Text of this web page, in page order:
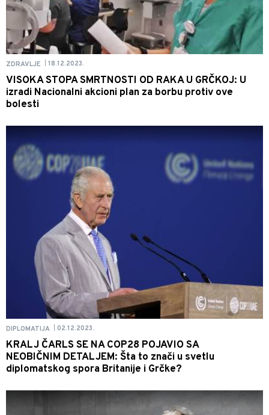
ZDRAVLJE 18.12.2023.
VISOKA STOPA SMRTNOSTI OD RAKA U GRČKOJ: U
izradi Nacionalni akcioni plan za borbu protiv ove
bolesti
DIPLOMATIJA 02.12.2023.
KRALJ ČARLS SE NA COP28 POJAVIO SA
NEOBIČNIM DETALJEM: Šta to znači u svetlu
diplomatskog spora Britanije i Grčke?